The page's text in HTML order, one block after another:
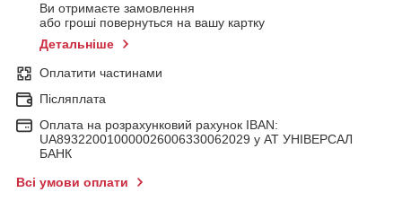
Ви отримаєте замовлення
або гроші повернуться на вашу картку
Детальніше
Оплатити частинами
Післяплата
Оплата на розрахунковий рахунок IBAN:
UA893220010000026006330062029 у АТ УНІВЕРСАЛ
БАНК
Всі умови оплати